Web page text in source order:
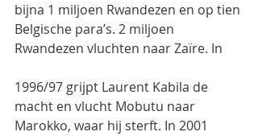
bijna 1 miljoen Rwandezen en op tien
Belgische para’s. 2 miljoen
Rwandezen vluchten naar Zaïre. In
1996/97 grijpt Laurent Kabila de
macht en vlucht Mobutu naar
Marokko, waar hij sterft. In 2001